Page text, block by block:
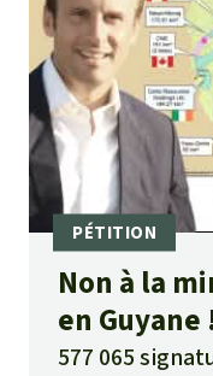
Non à la
en Guyane !
577 065